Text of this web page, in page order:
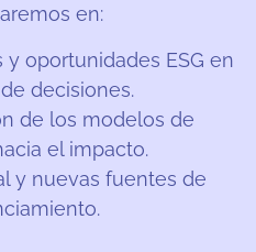
en:
oportunidades ESG en
decisiones.
de los modelos de
el impacto.
y nuevas fuentes de